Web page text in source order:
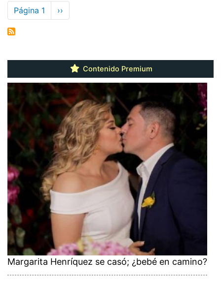
Paginación
Página 1
Siguiente
página
››
Contenido Premium
Margarita Henríquez se casó; ¿bebé en camino?